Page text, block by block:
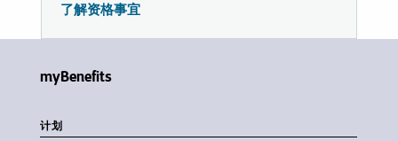
了解资格事宜
myBenefits
计划